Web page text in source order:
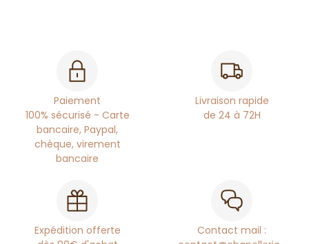
Paiement
100% sécurisé - Carte
bancaire, Paypal,
chèque, virement
bancaire
Livraison rapide
de 24 à 72H
Expédition offerte
Contact mail :